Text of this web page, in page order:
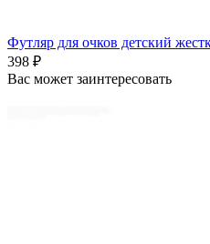
Футляр для очков детский
398 ₽
Вас может заинтересовать